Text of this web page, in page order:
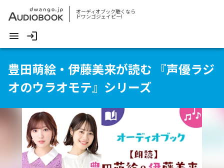
オーディオブック聴くなら
ドワンゴジェイピー!
豊田萌絵・伊藤美来が読む 『声優ラジ
オのウラオモテ』シリーズ